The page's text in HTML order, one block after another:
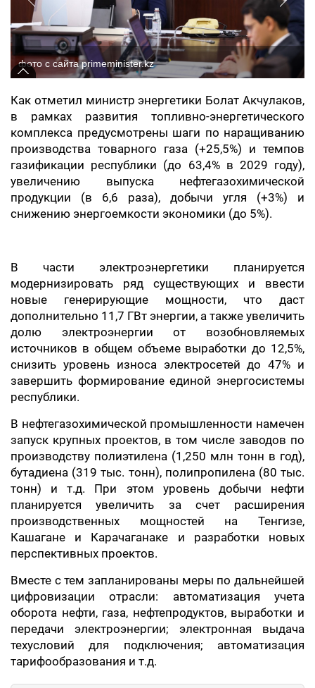
фото с сайта primeminister.kz
Как отметил министр энергетики Болат Акчулаков,
в рамках развития топливно-энергетического
комплекса предусмотрены шаги по наращиванию
производства товарного газа (+25,5%) и темпов
газификации республики (до 63,4% в 2029 году),
увеличению выпуска нефтегазохимической
продукции (в 6,6 раза), добычи угля (+3%) и
снижению энергоемкости экономики (до 5%).
В части электроэнергетики планируется
модернизировать ряд существующих и ввести
новые генерирующие мощности, что даст
дополнительно 11,7 ГВт энергии, а также увеличить
долю электроэнергии от возобновляемых
источников в общем объеме выработки до 12,5%,
снизить уровень износа электросетей до 47% и
завершить формирование единой энергосистемы
республики.
В нефтегазохимической промышленности намечен
запуск крупных проектов, в том числе заводов по
производству полиэтилена (1,250 млн тонн в год),
бутадиена (319 тыс. тонн), полипропилена (80 тыс.
тонн) и т.д. При этом уровень добычи нефти
планируется увеличить за счет расширения
производственных мощностей на Тенгизе,
Кашагане и Карачаганаке и разработки новых
перспективных проектов.
Вместе с тем запланированы меры по дальнейшей
цифровизации отрасли: автоматизация учета
оборота нефти, газа, нефтепродуктов, выработки и
передачи электроэнергии; электронная выдача
техусловий для подключения; автоматизация
тарифообразования и т.д.